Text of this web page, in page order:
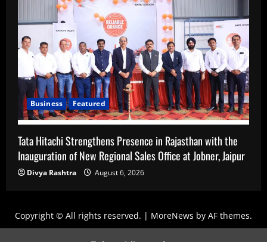
Business Featured
Tata Hitachi Strengthens Presence in Rajasthan with the
Inauguration of New Regional Sales Office at Jobner, Jaipur
Divya Rashtra August 6, 2026
Copyright © All rights reserved. | MoreNews by AF themes.